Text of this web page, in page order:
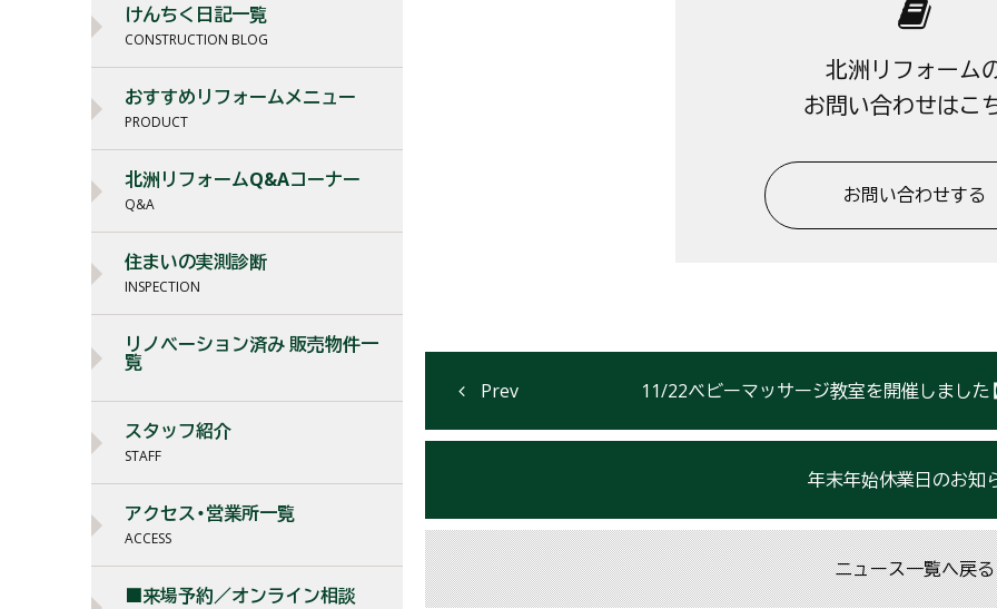
北洲リフォーム
お問い合わせはこ
お問い合わせする
11/22ベビーマッサージ教室を開催しました
年末年始休業日のお知
ニュース一覧へ戻る
けんちく日記一覧
CONSTRUCTION BLOG
おすすめリフォームメニュー
PRODUCT
北洲リフォームQ&Aコーナー
Q&A
住まいの実測診断
INSPECTION
リノベーション済み 販売物件一
覧
スタッフ紹介
STAFF
アクセス・営業所一覧
ACCESS
■来場予約／オンライン相談